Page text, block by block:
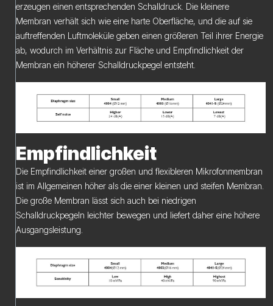
erzeugen einen entsprechenden Schalldruck. Die kleinere
Membran verhält sich wie eine harte Oberfläche, und die auf sie
auftreffenden Luftmoleküle geben einen größeren Teil ihrer Energie
ab, wodurch im Verhältnis zur Fläche und Empfindlichkeit der
Membran ein höherer Schalldruckpegel entsteht.
Empfindlichkeit
Die Empfindlichkeit einer großen und flexibleren Mikrofonmembran
ist im Allgemeinen höher als die einer kleinen und steifen Membran.
Die große Membran lässt sich auch bei niedrigen
Schalldruckpegeln leichter bewegen und liefert daher eine höhere
Ausgangsleistung.